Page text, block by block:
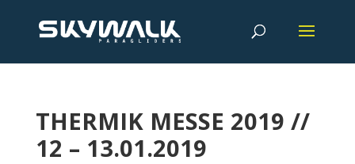
THERMIK MESSE 2019 //
12 – 13.01.2019